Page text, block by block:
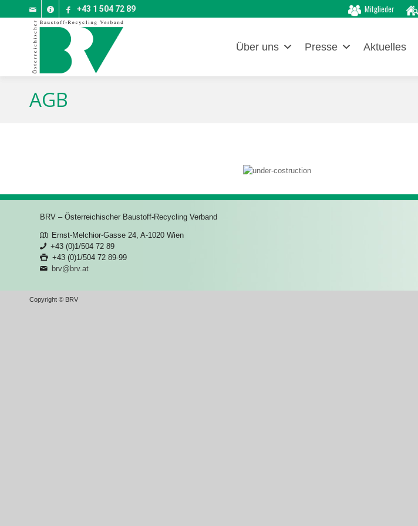
Mitglieder
+43 1 504 72 89
Über uns Presse Aktuelles
AGB
BRV – Österreichischer Baustoff-Recycling Verband
Ernst-Melchior-Gasse 24, A-1020 Wien
+43 (0)1/504 72 89
+43 (0)1/504 72 89-99
brv@brv.at
Copyright © BRV